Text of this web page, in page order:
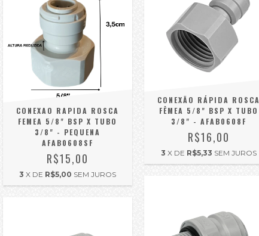
CONEXAO RAPIDA ROSCA
FEMEA 5/8" BSP X TUBO
3/8" - PEQUENA
AFAB0608SF
R$15,00
3 X DE R$5,00 SEM JUROS
CONEXÃO RÁPIDA ROSCA
FÊMEA 5/8" BSP X TUBO
3/8" - AFAB0608F
R$16,00
3 X DE R$5,33 SEM JUROS